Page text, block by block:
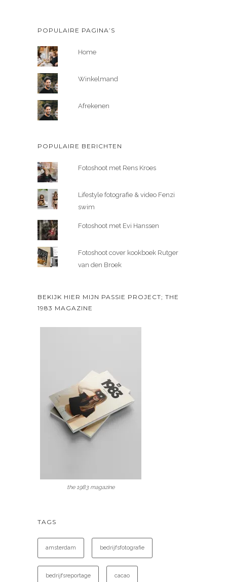
POPULAIRE PAGINA’S
Home
Winkelmand
Afrekenen
POPULAIRE BERICHTEN
Fotoshoot met Rens Kroes
Lifestyle fotografie & video Fenzi
swim
Fotoshoot met Evi Hanssen
Fotoshoot cover kookboek Rutger
van den Broek
BEKIJK HIER MIJN PASSIE PROJECT; THE
1983 MAGAZINE
the 1983 magazine
TAGS
amsterdam bedrijfsfotografie
bedrijfsreportage cacao